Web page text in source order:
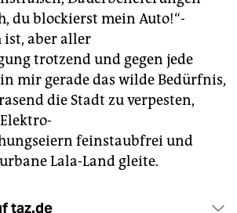
du blockierst mein Auto!“-
aber aller
trotzend und gegen jede
mir gerade das wilde Bedürfnis,
die Stadt zu verpesten,
feinstaubfrei und
Lala-Land gleite.
taz.de